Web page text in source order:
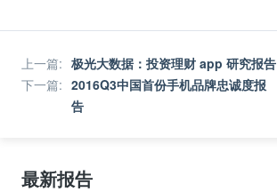
上一篇: 极光大数据：投资理财 app 研究报告
下一篇: 2016Q3中国首份手机品牌忠诚度报
告
最新报告